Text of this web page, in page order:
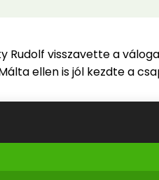
Rudolf visszavette a
ellen is jól kezdte a